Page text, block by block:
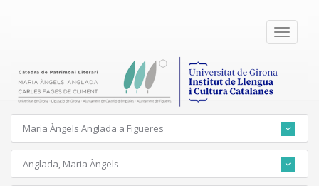
Toggle
Maria Àngels Anglada a Figueres
Anglada, Maria Àngels